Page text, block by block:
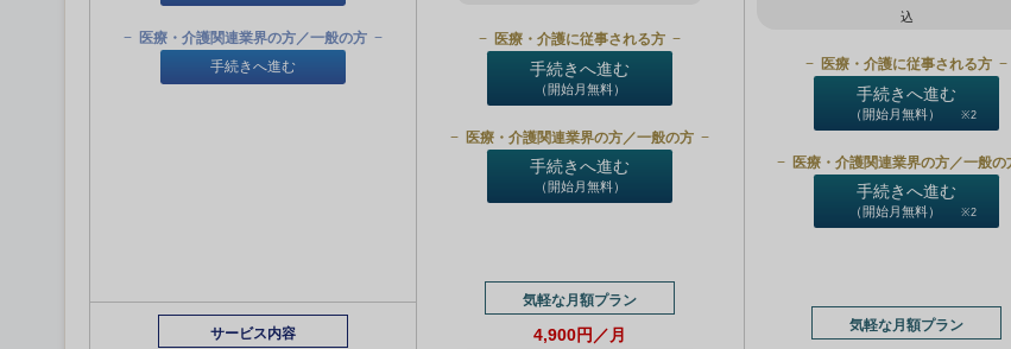
医療・介護関連業界の方／一般の方
手続きへ進む
サービス内容
医療・介護に従事される方
手続きへ進む
（開始月無料）
医療・介護関連業界の方／一般の方
手続きへ進む
（開始月無料）
気軽な月額プラン
4,900円／月
込
医療・介護に従事される方
手続きへ進む
（開始月無料） ※2
医療・介護関連業界の方／一般の
手続きへ進む
（開始月無料） ※2
気軽な月額プラン